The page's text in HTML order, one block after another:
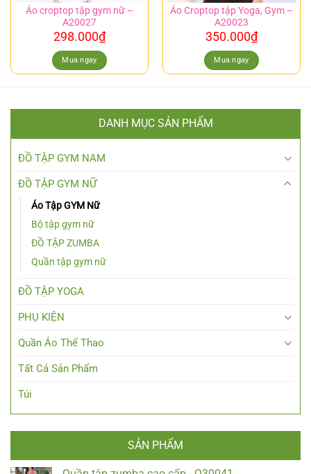
Áo croptop tập gym nữ –
A20027
298.000₫
Mua ngay
Áo Croptop tập Yoga, Gym –
A20023
350.000₫
Mua ngay
DANH MỤC SẢN PHẨM
ĐỒ TẬP GYM NAM
ĐỒ TẬP GYM NỮ
Áo Tập GYM Nữ
Bộ tập gym nữ
ĐỒ TẬP ZUMBA
Quần tập gym nữ
ĐỒ TẬP YOGA
PHỤ KIỆN
Quần Áo Thể Thao
Tất Cả Sản Phẩm
Túi
SẢN PHẨM